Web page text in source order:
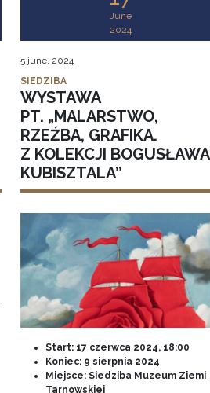
June
2024
5 june, 2024
SIEDZIBA
WYSTAWA
PT. „MALARSTWO,
RZEŹBA, GRAFIKA.
Z KOLEKCJI BOGUSŁAWA
KUBISZTALA”
Start: 17 czerwca 2024, 18:00
Koniec: 9 sierpnia 2024
Miejsce: Siedziba Muzeum Ziemi
Tarnowskiej